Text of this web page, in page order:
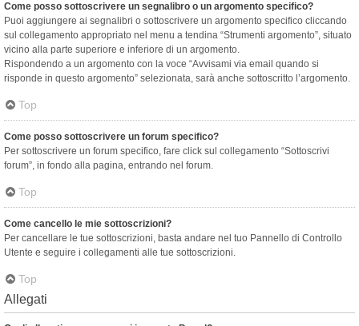
Come posso sottoscrivere un segnalibro o un argomento specifico?
Puoi aggiungere ai segnalibri o sottoscrivere un argomento specifico cliccando
sul collegamento appropriato nel menu a tendina “Strumenti argomento”, situato
vicino alla parte superiore e inferiore di un argomento.
Rispondendo a un argomento con la voce “Avvisami via email quando si
risponde in questo argomento” selezionata, sarà anche sottoscritto l’argomento.
Top
Come posso sottoscrivere un forum specifico?
Per sottoscrivere un forum specifico, fare click sul collegamento “Sottoscrivi
forum”, in fondo alla pagina, entrando nel forum.
Top
Come cancello le mie sottoscrizioni?
Per cancellare le tue sottoscrizioni, basta andare nel tuo Pannello di Controllo
Utente e seguire i collegamenti alle tue sottoscrizioni.
Top
Allegati